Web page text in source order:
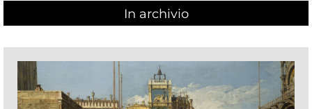
In archivio